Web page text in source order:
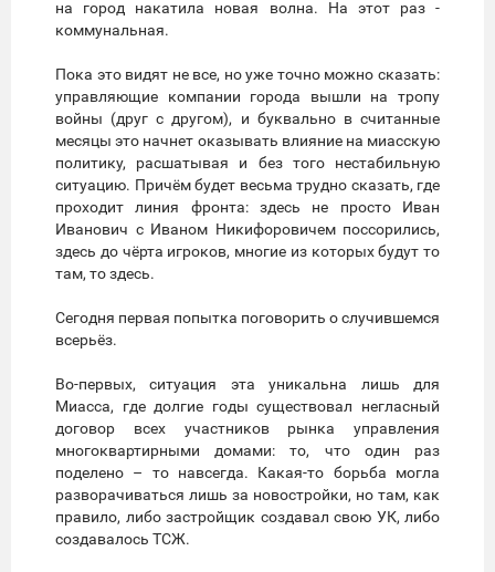
на город накатила новая волна. На этот раз -
коммунальная.
Пока это видят не все, но уже точно можно сказать:
управляющие компании города вышли на тропу
войны (друг с другом), и буквально в считанные
месяцы это начнет оказывать влияние на миасскую
политику, расшатывая и без того нестабильную
ситуацию. Причём будет весьма трудно сказать, где
проходит линия фронта: здесь не просто Иван
Иванович с Иваном Никифоровичем поссорились,
здесь до чёрта игроков, многие из которых будут то
там, то здесь.
Сегодня первая попытка поговорить о случившемся
всерьёз.
Во-первых, ситуация эта уникальна лишь для
Миасса, где долгие годы существовал негласный
договор всех участников рынка управления
многоквартирными домами: то, что один раз
поделено – то навсегда. Какая-то борьба могла
разворачиваться лишь за новостройки, но там, как
правило, либо застройщик создавал свою УК, либо
создавалось ТСЖ.